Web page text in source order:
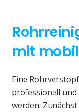
mit
Eine
professionell
werden.